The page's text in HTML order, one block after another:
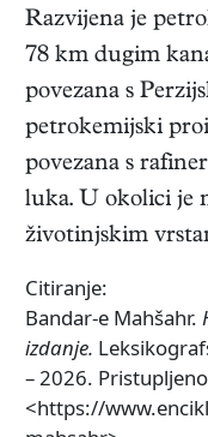
Razvijena je
78 km dugim
povezana s
petrokemijski
povezana s
luka. U okolici je
životinjskim
Citiranje:
Bandar-e Mahšahr.
izdanje.
– 2026.
<https://